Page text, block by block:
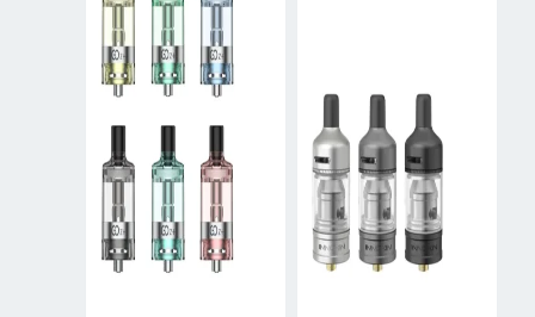
être
choisies
sur
du